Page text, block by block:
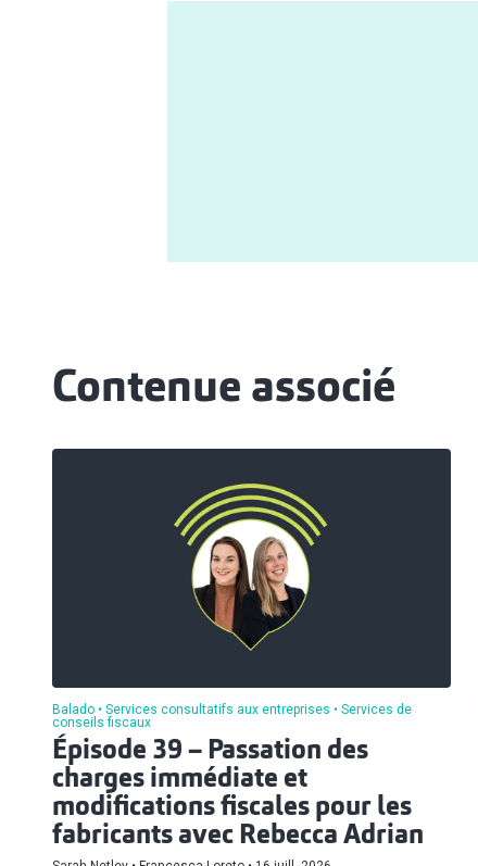
Contenue associé
Balado Services consultatifs aux entreprises
Services de
conseils fiscaux
Épisode 39 – Passation des
charges immédiate et
modifications fiscales pour les
fabricants avec Rebecca Adrian